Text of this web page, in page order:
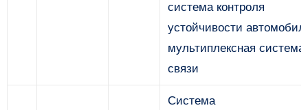
система контроля
устойчивости
мультиплексная система
связи
Система